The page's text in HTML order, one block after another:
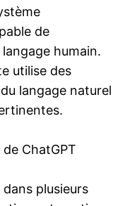
de
humain.
utilise des
langage naturel
ChatGPT
plusieurs